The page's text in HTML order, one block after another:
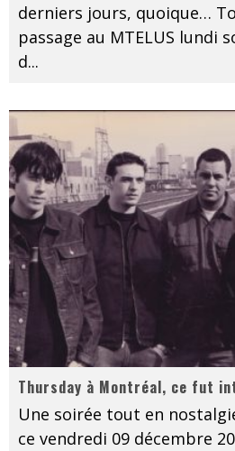
derniers jours, quoique…
passage au MTELUS lundi
d...
Thursday à Montréal, ce fut
Une soirée tout en
ce vendredi 09 décembre